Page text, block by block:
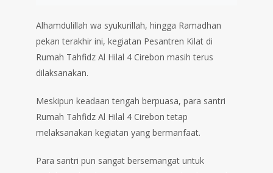
Alhamdulillah wa syukurillah, hingga Ramadhan
pekan terakhir ini, kegiatan Pesantren Kilat di
Rumah Tahfidz Al Hilal 4 Cirebon masih terus
dilaksanakan.
Meskipun keadaan tengah berpuasa, para santri
Rumah Tahfidz Al Hilal 4 Cirebon tetap
melaksanakan kegiatan yang bermanfaat.
Para santri pun sangat bersemangat untuk